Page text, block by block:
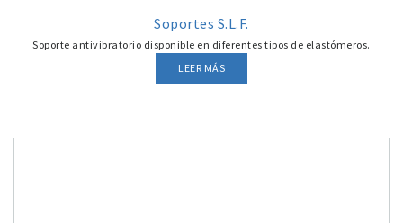
Soportes S.L.F.
Soporte antivibratorio disponible en diferentes tipos de elastómeros.
LEER MÁS